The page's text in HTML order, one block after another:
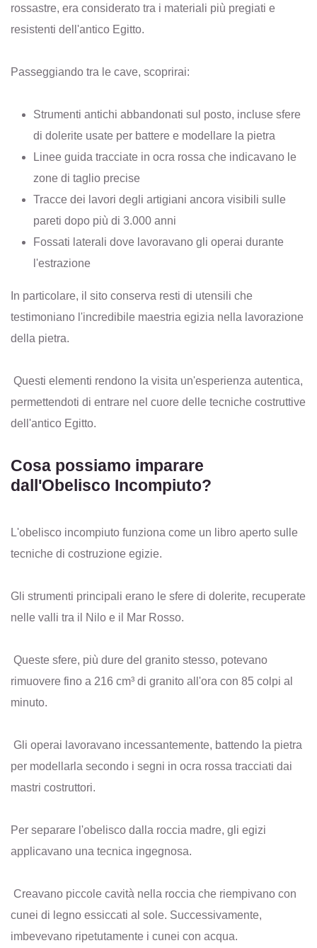
rossastre, era considerato tra i materiali più pregiati e
resistenti dell'antico Egitto.
Passeggiando tra le cave, scoprirai:
Strumenti antichi abbandonati sul posto, incluse sfere
di dolerite usate per battere e modellare la pietra
Linee guida tracciate in ocra rossa che indicavano le
zone di taglio precise
Tracce dei lavori degli artigiani ancora visibili sulle
pareti dopo più di 3.000 anni
Fossati laterali dove lavoravano gli operai durante
l'estrazione
In particolare, il sito conserva resti di utensili che
testimoniano l'incredibile maestria egizia nella lavorazione
della pietra.
Questi elementi rendono la visita un'esperienza autentica,
permettendoti di entrare nel cuore delle tecniche costruttive
dell'antico Egitto.
Cosa possiamo imparare
dall'Obelisco Incompiuto?
L'obelisco incompiuto funziona come un libro aperto sulle
tecniche di costruzione egizie.
Gli strumenti principali erano le sfere di dolerite, recuperate
nelle valli tra il Nilo e il Mar Rosso.
Queste sfere, più dure del granito stesso, potevano
rimuovere fino a 216 cm³ di granito all'ora con 85 colpi al
minuto.
Gli operai lavoravano incessantemente, battendo la pietra
per modellarla secondo i segni in ocra rossa tracciati dai
mastri costruttori.
Per separare l'obelisco dalla roccia madre, gli egizi
applicavano una tecnica ingegnosa.
Creavano piccole cavità nella roccia che riempivano con
cunei di legno essiccati al sole. Successivamente,
imbevevano ripetutamente i cunei con acqua.